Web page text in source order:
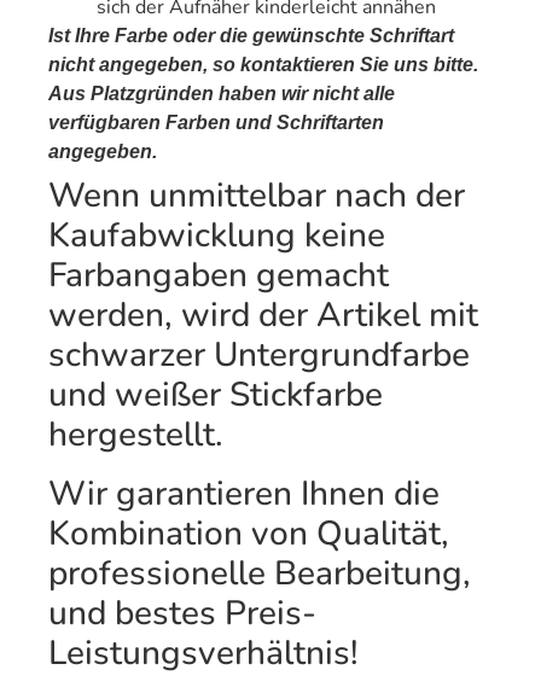
sich der Aufnäher kinderleicht annähen
Ist Ihre Farbe oder die gewünschte Schriftart
nicht angegeben, so kontaktieren Sie uns bitte.
Aus Platzgründen haben wir nicht alle
verfügbaren Farben und Schriftarten
angegeben.
Wenn unmittelbar nach der
Kaufabwicklung keine
Farbangaben gemacht
werden, wird der Artikel mit
schwarzer Untergrundfarbe
und weißer Stickfarbe
hergestellt.
Wir garantieren Ihnen die
Kombination von Qualität,
professionelle Bearbeitung,
und bestes Preis-
Leistungsverhältnis!